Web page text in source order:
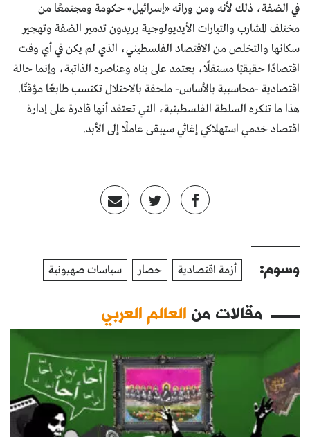
في الضفة، ذلك لأنه ومن ورائه «إسرائيل» حكومة ومجتمعًا من
مختلف المشارب والتيارات الأيديولوجية يريدون تدمير الضفة وتهجير
سكانها والتخلص من الاقتصاد الفلسطيني، الذي لم يكن في أي وقت
اقتصادًا حقيقيًا مستقلًا، يعتمد على بناه وعناصره الذاتية، وإنما حالة
اقتصادية -محاسبية بالأساس- ملحقة بالاحتلال تكتسب طابعًا مؤقتًا.
هذا ما تنكره السلطة الفلسطينية، التي تعتقد أنها قادرة على إدارة
اقتصاد خدمي استهلاكي إغاثي سيبقى عاملًا إلى الأبد.
وسوم: أزمة اقتصادية حصار سياسات صهيونية
مقالات منالعالم العربي